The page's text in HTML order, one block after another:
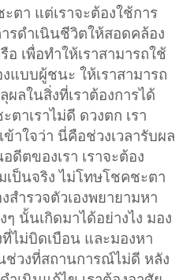
ตา แต่เราจะต้องใช้การ
รดำเนินชีวิตให้สอดคล้อง
อ เพื่อทำให้เราสามารถใช้
แบบผู้ชนะ ให้เราสามารถ
ผลในสิ่งที่เราต้องการได้
ตาเราไม่ดี ดวงตก เรา
ข้าใจว่า นี่คือช่วงเวลารับผล
ดีตของเรา เราจะต้อง
เป็นจริง ไม่โทษโชคชะตา
ำรวจตัวเองพยายามหา
ๆ นั้นเกิดมาได้อย่างไง มอง
ไม่บิดเบือน และมองหา
ช่วงที่สถานการณ์ไม่ดี หลัง